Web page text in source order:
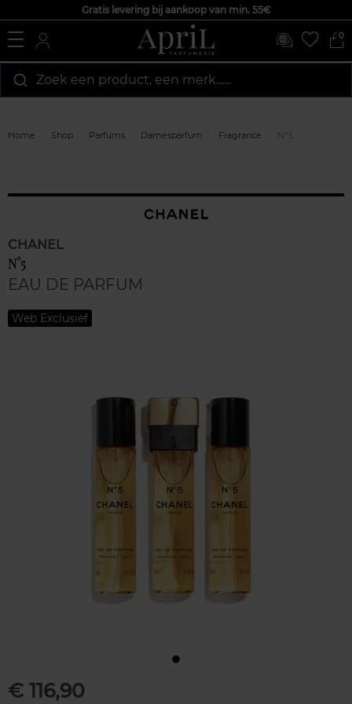
Gratis levering bij aankoop van min. 55€
0
Zoek een product, een merk…...
Home Shop Parfums Damesparfum Fragrance N°5
CHANEL
N°5
EAU DE PARFUM
Web Exclusief
€ 116,90